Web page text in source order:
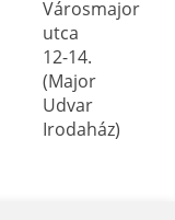
Városmajor
utca
12-14.
(Major
Udvar
Irodaház)